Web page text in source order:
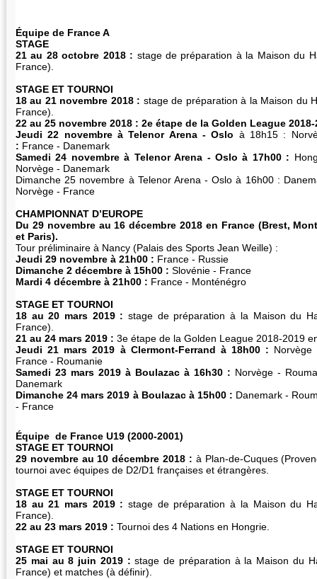
Équipe de France A
STAGE
21 au 28 octobre 2018 : stage de préparation à la Maison du
France).
STAGE ET TOURNOI
18 au 21 novembre 2018 : stage de préparation à la Maison du
France).
22 au 25 novembre 2018 : 2e étape de la Golden League
Jeudi 22 novembre à Telenor Arena - Oslo à 18h15 :
: France - Danemark
Samedi 24 novembre à Telenor Arena - Oslo à 17h00 :
Norvège - Danemark
Dimanche 25 novembre à Telenor Arena - Oslo à 16h00 :
Norvège - France
CHAMPIONNAT D’EUROPE
Du 29 novembre au 16 décembre 2018 en France (Brest,
et Paris).
Tour préliminaire à Nancy (Palais des Sports Jean Weille) :
Jeudi 29 novembre à 21h00 : France - Russie
Dimanche 2 décembre à 15h00 : Slovénie - France
Mardi 4 décembre à 21h00 : France - Monténégro
STAGE ET TOURNOI
18 au 20 mars 2019 : stage de préparation à la Maison du
France).
21 au 24 mars 2019 : 3e étape de la Golden League 2018-2019
Jeudi 21 mars 2019 à Clermont-Ferrand à 18h00 :
France - Roumanie
Samedi 23 mars 2019 à Boulazac à 16h30 : Norvège -
Danemark
Dimanche 24 mars 2019 à Boulazac à 15h00 : Danemark -
- France
Équipe de France U19 (2000-2001)
STAGE ET TOURNOI
29 novembre au 10 décembre 2018 : à Plan-de-Cuques
tournoi avec équipes de D2/D1 françaises et étrangères.
STAGE ET TOURNOI
18 au 21 mars 2019 : stage de préparation à la Maison du
France).
22 au 23 mars 2019 : Tournoi des 4 Nations en Hongrie.
STAGE ET TOURNOI
25 mai au 8 juin 2019 : stage de préparation à la Maison du
France) et matches (à définir).